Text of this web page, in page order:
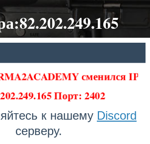
сменился IP
Порт: 2402
к нашему Discord
серверу.